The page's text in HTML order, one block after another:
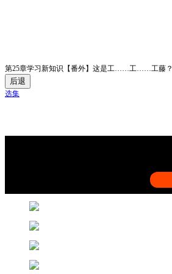
第25章学习新知识【番外】这是工……工……工藤？
后退
选集